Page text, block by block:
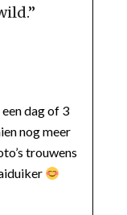
”
dag of 3
nog meer
trouwens